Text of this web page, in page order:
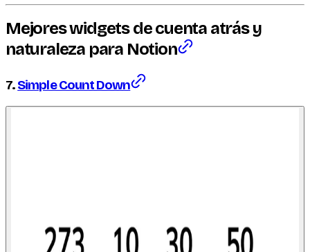
Mejoreswidgetsde cuenta atrás y
naturaleza para Notion
7.Simple Count Down